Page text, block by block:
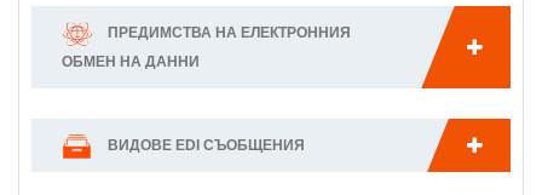
ПРЕДИМСТВА НА ЕЛЕКТРОННИЯ
ОБМЕН НА ДАННИ
ВИДОВЕ EDI СЪОБЩЕНИЯ